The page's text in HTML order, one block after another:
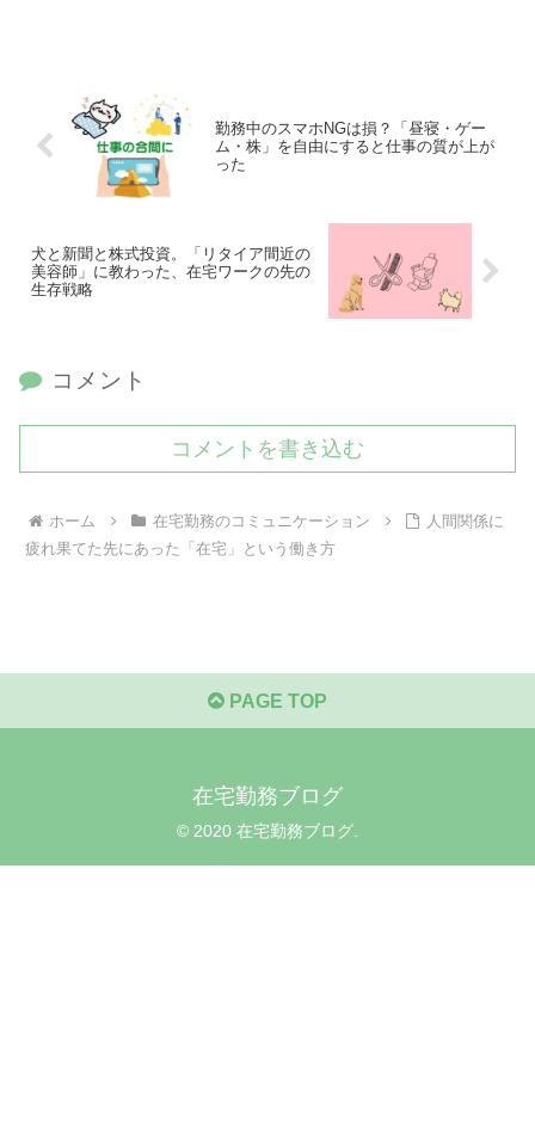
勤務中のスマホNGは損？「昼寝・ゲー
ム・株」を自由にすると仕事の質が上が
った
犬と新聞と株式投資。「リタイア間近の
美容師」に教わった、在宅ワークの先の
生存戦略
コメント
コメントを書き込む
ホーム 在宅勤務のコミュニケーション
人間関係に
疲れ果てた先にあった「在宅」という働き方
PAGE TOP
在宅勤務ブログ
© 2020 在宅勤務ブログ.